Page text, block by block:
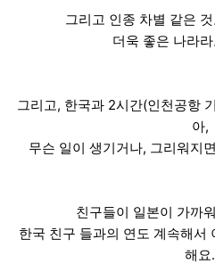
그리고 인종 차별 같은
더욱 좋은 나라
그리고, 한국과 2시간(인천공항
아,
무슨 일이 생기거나, 그리워지
친구들이 일본이 가까
한국 친구 들과의 연도 계속해서
해요.